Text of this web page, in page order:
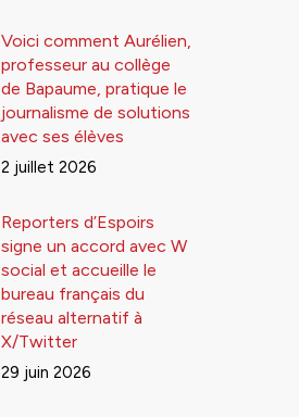
Voici comment Aurélien,
professeur au collège
de Bapaume, pratique le
journalisme de solutions
avec ses élèves
2 juillet 2026
Reporters d’Espoirs
signe un accord avec W
social et accueille le
bureau français du
réseau alternatif à
X/Twitter
29 juin 2026